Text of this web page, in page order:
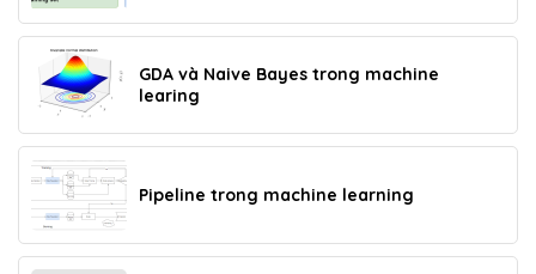
GDA và Naive Bayes trong machine
learing
Pipeline trong machine learning